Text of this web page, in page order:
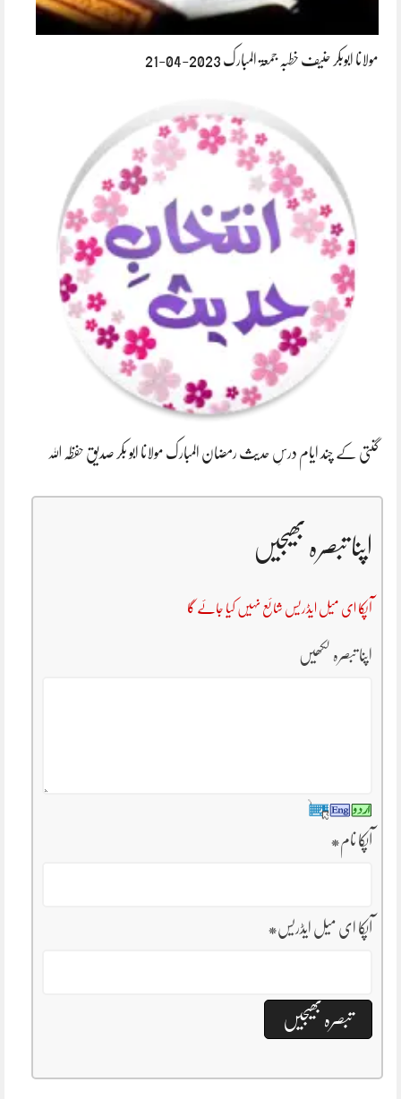
مولانا ابوبکر حنیف خطبہ جمعۃ المبارک 2023-04-21
گنتی کے چند ایام درسِ حدیث رمضان المبارک مولانا ابو بکر صدیق حفظہ اللہ
اپنا تبصرہ بھیجیں
آپکا ای میل ایڈریس شائع نہیں کیا جائے گا
اپنا تبصرہ لکھیں
آپکا نام*
آپکا ای میل ایڈریس*